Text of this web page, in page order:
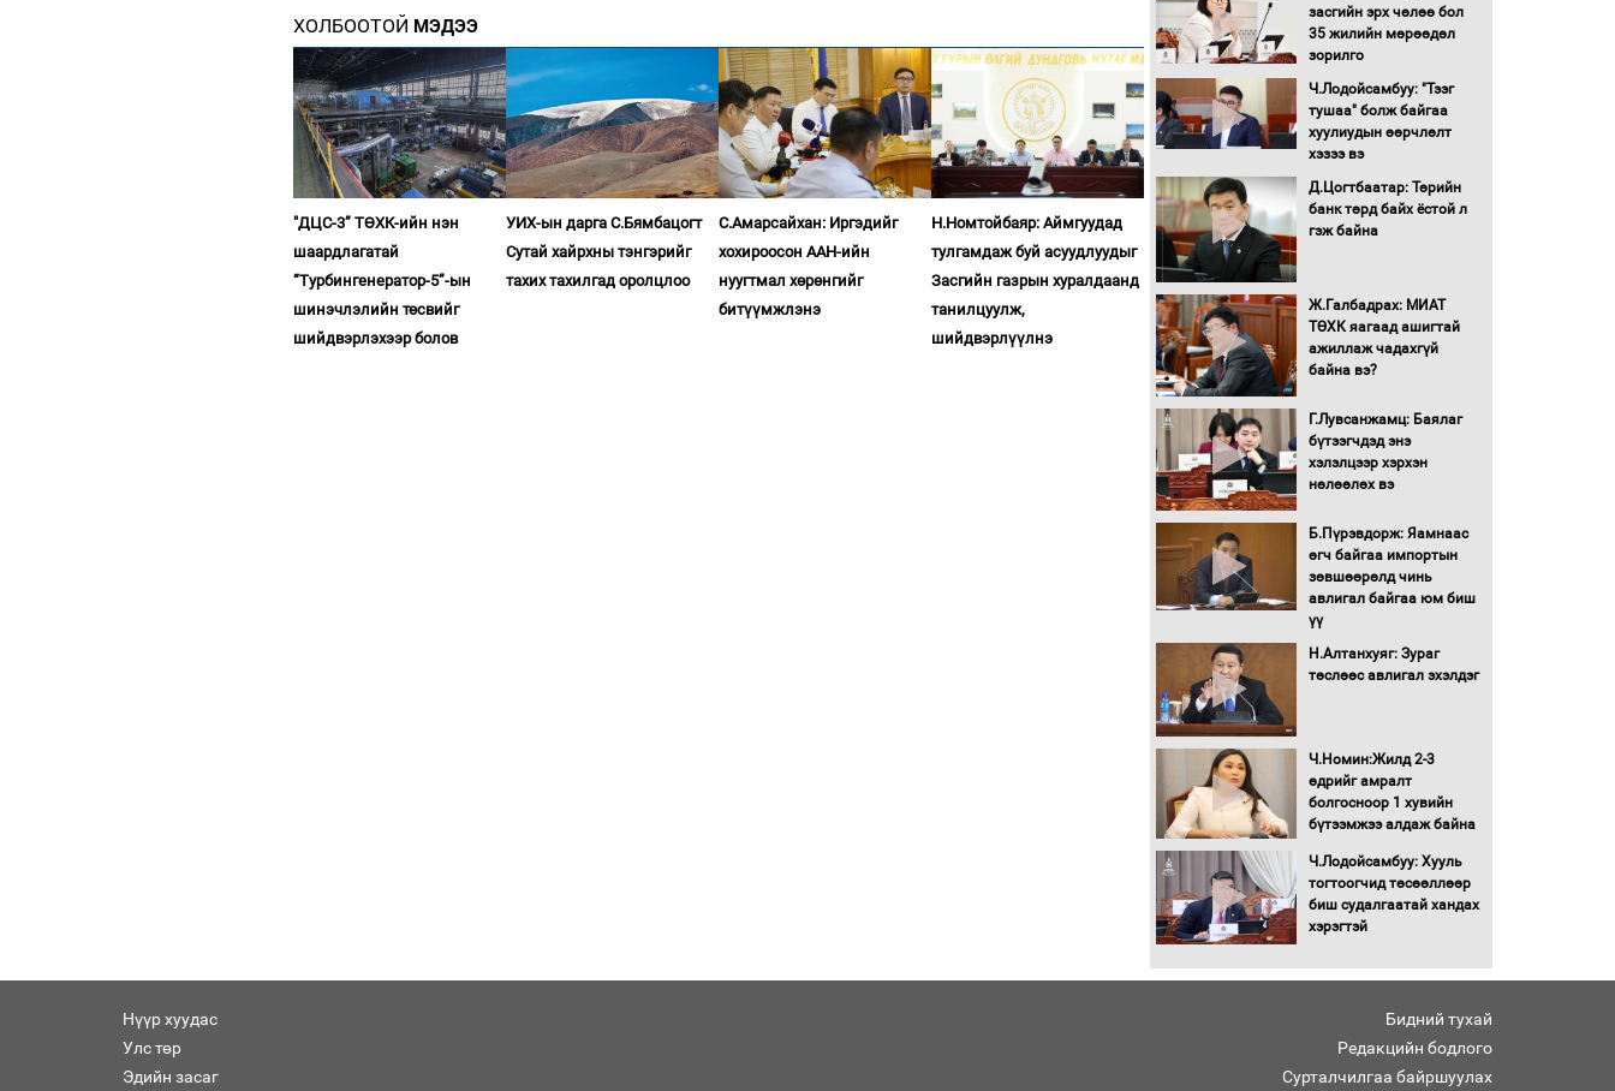
ХОЛБООТОЙ МЭДЭЭ
"ДЦС-3” ТӨХК-ийн нэн
шаардлагатай
“Турбингенератор-5”-ын
шинэчлэлийн төсвийг
шийдвэрлэхээр болов
УИХ-ын дарга С.Бямбацогт
Сутай хайрхны тэнгэрийг
тахих тахилгад оролцлоо
С.Амарсайхан: Иргэдийг
хохироосон ААН-ийн
нуугтмал хөрөнгийг
битүүмжлэнэ
Н.Номтойбаяр: Аймгуудад
тулгамдаж буй асуудлуудыг
Засгийн газрын хуралдаанд
танилцуулж,
шийдвэрлүүлнэ
Монгол Улс “COP17”-д
төлөвлөгөө”-гөө
танилцуулна
16 төрлийн эмийг нэг эх
журмыг баталлаа
гадаад томилолтыг
хориглолоо
Сайд нар төсвөө хэрхэн
Засгийн газрын ээлжит
хуралдаан болж байна
Автомашинд улсын
дугаарын тэгш,
олгоно
Бага орлоготой
бүрдүүллээ
Хөшөө бүтсэн түүхийг
өгүүлэх 7 баримт
Хөвсгөл нуурын лусыг
тахих төрийн тахилгын
ёслол боллоо
“Хар жагсаалт”-ын
Монголбанкны
удирдлагад 30 хоногийн
засгийн эрх чөлөө бол
35 жилийн мөрөөдөл
зорилго
Ч.Лодойсамбуу: "Тээг
тушаа" болж байгаа
хуулиудын өөрчлөлт
хэзээ вэ
Д.Цогтбаатар: Төрийн
банк төрд байх ёстой л
гэж байна
Ж.Галбадрах: МИАТ
ТӨХК яагаад ашигтай
ажиллаж чадахгүй
байна вэ?
Г.Лувсанжамц: Баялаг
бүтээгчдэд энэ
хэлэлцээр хэрхэн
нөлөөлөх вэ
Б.Пүрэвдорж: Яамнаас
өгч байгаа импортын
зөвшөөрөлд чинь
авлигал байгаа юм биш
үү
Н.Алтанхуяг: Зураг
төслөөс авлигал эхэлдэг
Ч.Номин:Жилд 2-3
өдрийг амралт
болгосноор 1 хувийн
бүтээмжээ алдаж байна
Ч.Лодойсамбуу: Хууль
тогтоогчид төсөөллөөр
биш судалгаатай хандах
хэрэгтэй
Нүүр хуудас
Улс төр
Эдийн засаг
Бидний тухай
Редакцийн бодлого
Сурталчилгаа байршуулах